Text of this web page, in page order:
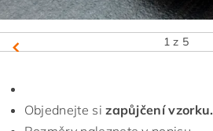
1 z 5
Objednejte si zapůjčení vzorku.